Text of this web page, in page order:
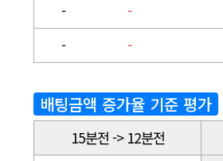
-
-
-
-
배팅금액 증가율 기준 평가
15분전 -> 12분전